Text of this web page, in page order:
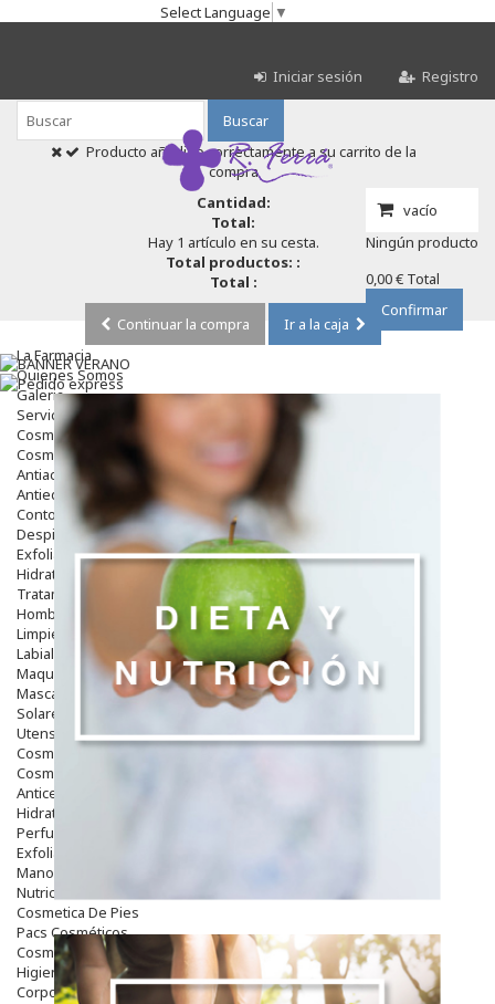
Select Language ▼
Iniciar sesión Registro
Buscar
vacío
Ningún producto
0,00 € Total
Confirmar
Producto añadido correctamente a su carrito de la
compra
Cantidad:
Total:
Hay 1 artículo en su cesta.
Total productos: :
Total :
Continuar la compra
Ir a la caja
La Farmacia
Quienes Somos
Galeria
Servicios
Cosmética
Cosmética Facial
Antiacné
Antiedad
Contorno De Ojos
Despigmentantes
Exfoliantes
Hidratantes
Tratamientos De Noche
Hombre
Limpieza
Labiales
Maquillajes Y Color
Mascarillas
Solares
Utensilios
Cosmética Capilar
Cosmética Corporal
Anticelulíticos
Hidratantes Corporales
Perfumes Y Colonias
Exfoliantes Corporales
Manos Y Uñas
Nutricosmética
Cosmetica De Pies
Pacs Cosméticos
Cosmetica Facial Piel Sensible
Higiene
Corporal